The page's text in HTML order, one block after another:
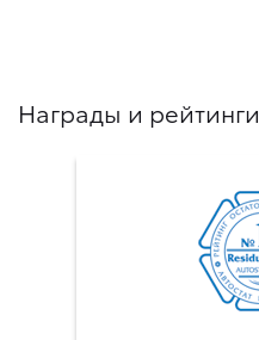
Награды и рейтинги